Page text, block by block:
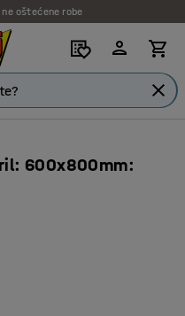
oštećene robe
600x800mm: